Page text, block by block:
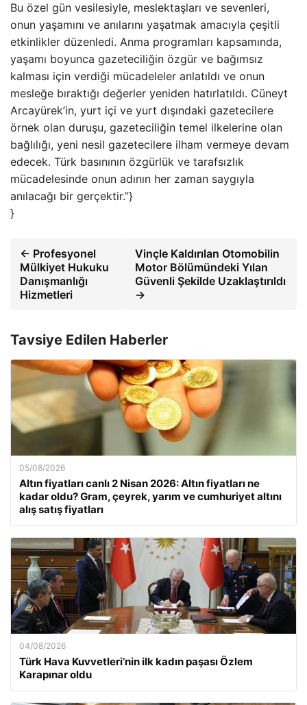
Bu özel gün vesilesiyle, meslektaşları ve sevenleri,
onun yaşamını ve anılarını yaşatmak amacıyla çeşitli
etkinlikler düzenledi. Anma programları kapsamında,
yaşamı boyunca gazeteciliğin özgür ve bağımsız
kalması için verdiği mücadeleler anlatıldı ve onun
mesleğe bıraktığı değerler yeniden hatırlatıldı. Cüneyt
Arcayürek’in, yurt içi ve yurt dışındaki gazetecilere
örnek olan duruşu, gazeteciliğin temel ilkelerine olan
bağlılığı, yeni nesil gazetecilere ilham vermeye devam
edecek. Türk basınının özgürlük ve tarafsızlık
mücadelesinde onun adının her zaman saygıyla
anılacağı bir gerçektir.”}
}
← Profesyonel
Mülkiyet Hukuku
Danışmanlığı
Hizmetleri
Vinçle Kaldırılan Otomobilin
Motor Bölümündeki Yılan
Güvenli Şekilde Uzaklaştırıldı
→
Tavsiye Edilen Haberler
05/08/2026
Altın fiyatları canlı 2 Nisan 2026: Altın fiyatları ne
kadar oldu? Gram, çeyrek, yarım ve cumhuriyet altını
alış satış fiyatları
04/08/2026
Türk Hava Kuvvetleri’nin ilk kadın paşası Özlem
Karapınar oldu